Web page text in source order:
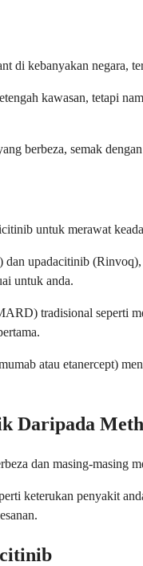
di kebanyakan negara,
kawasan, tetapi
berbeza, semak
untuk merawat
upadacitinib
untuk anda.
tradisional seperti
atau etanercept)
Daripada
dan masing-masing
keterukan penyakit